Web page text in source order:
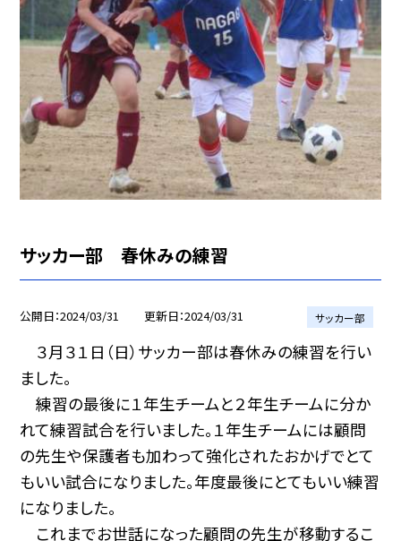
サッカー部 春休みの練習
公開日 2024/03/31 更新日 2024/03/31 サッカー部
３月３１日（日）サッカー部は春休みの練習を行い
ました。
練習の最後に１年生チームと２年生チームに分か
れて練習試合を行いました。１年生チームには顧問
の先生や保護者も加わって強化されたおかげでとて
もいい試合になりました。年度最後にとてもいい練習
になりました。
これまでお世話になった顧問の先生が移動するこ